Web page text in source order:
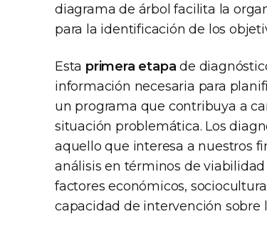
diagrama de árbol facilita la
para la identificación de los
Esta primera etapa de
información necesaria para
un programa que contribuya a
situación problemática. Los
aquello que interesa a nuestros
análisis en términos de
factores económicos,
capacidad de intervención sobre